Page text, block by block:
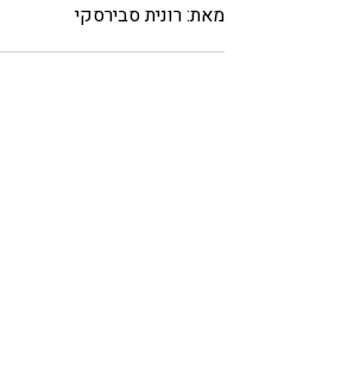
מאת: רונית סבירסקי